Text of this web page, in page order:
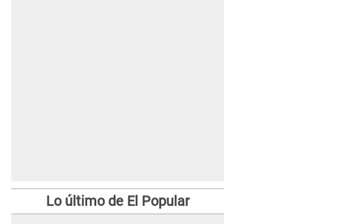
Lo último de El Popular